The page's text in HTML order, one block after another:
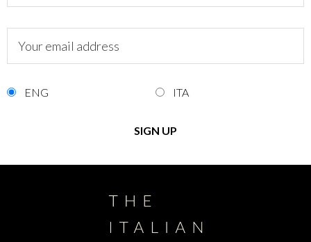
ENG ITA